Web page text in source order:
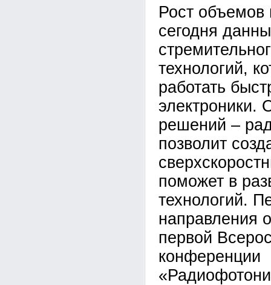
Рост
сегодня
технологий,
работать
электроники.
решений –
позволит
поможет в
технологий.
направления
первой
конференции